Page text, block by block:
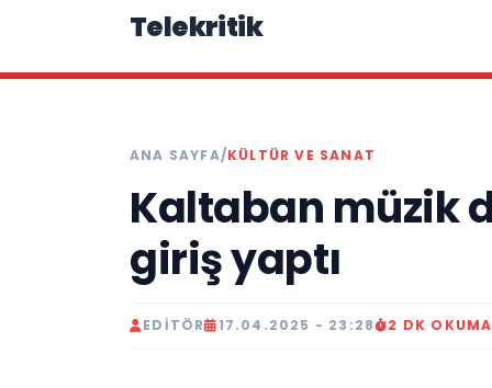
Telekritik
ANA SAYFA/KÜLTÜR VE SANAT
Kaltaban müzik
giriş yaptı
EDITÖR 17.04.2025 - 23:28 2 DK OKUMA